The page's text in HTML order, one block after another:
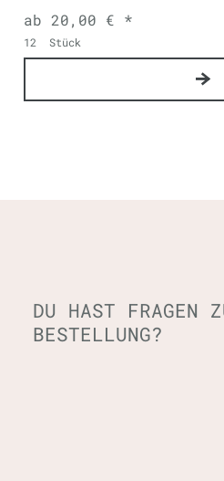
ab 20,00 € *
12 Stück
DU HAST FRAGEN
BESTELLUNG?